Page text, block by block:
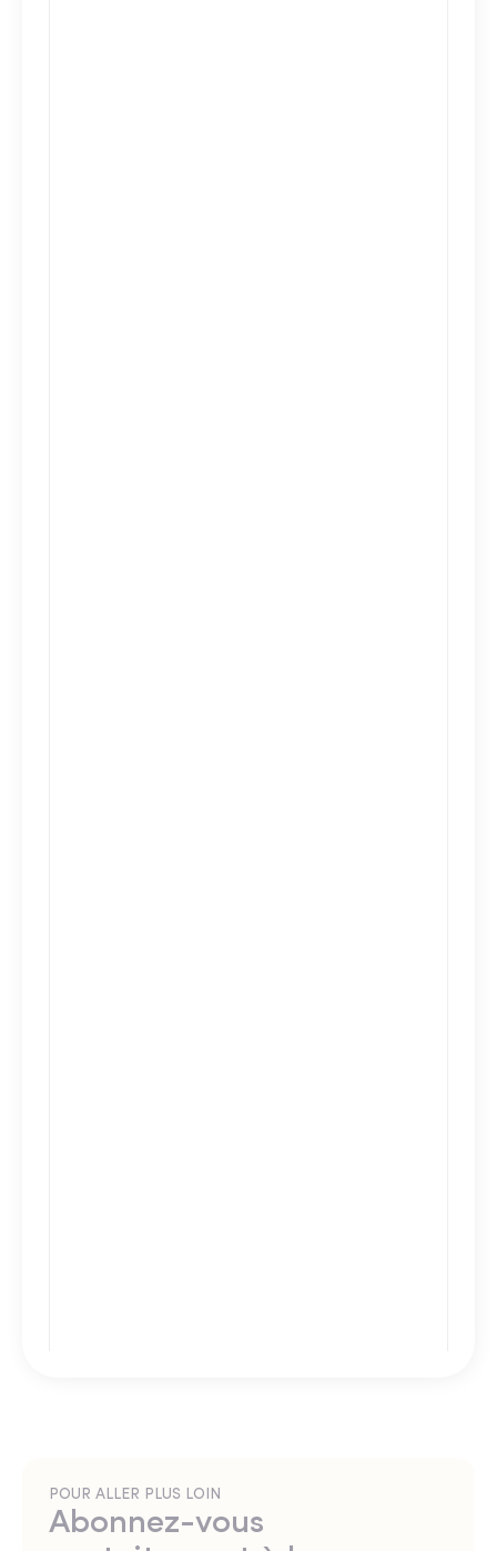
POUR ALLER PLUS LOIN
Abonnez-vous